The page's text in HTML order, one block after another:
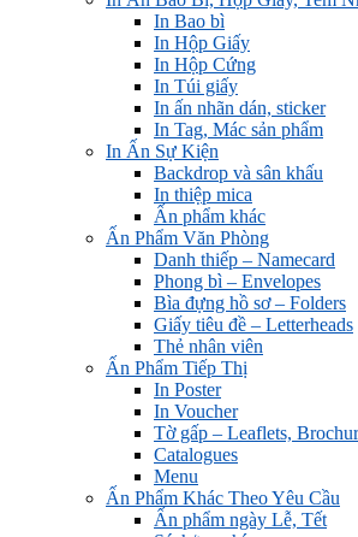
In Bao bì
In Hộp Giấy
In Hộp Cứng
In Túi giấy
In ấn nhãn dán, sticker
In Tag, Mác sản phẩm
In Ấn Sự Kiện
Backdrop và sân khấu
In thiệp mica
Ấn phẩm khác
Ấn Phẩm Văn Phòng
Danh thiếp – Namecard
Phong bì – Envelopes
Bìa đựng hồ sơ – Folders
Giấy tiêu đề – Letterheads
Thẻ nhân viên
Ấn Phẩm Tiếp Thị
In Poster
In Voucher
Tờ gấp – Leaflets,
Catalogues
Menu
Ấn Phẩm Khác Theo Yêu Cầu
Ấn phẩm ngày Lễ, Tết